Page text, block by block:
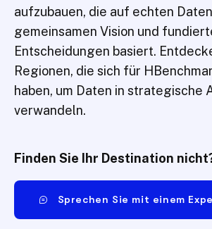
aufzubauen, die auf echten
gemeinsamen Vision und
Entscheidungen basiert.
Regionen, die sich für
haben, um Daten in strategische
verwandeln.
Finden Sie Ihr Destination
Sprechen Sie mit einem